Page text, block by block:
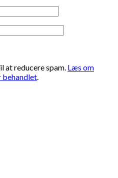
at reducere spam. Læs om
behandlet.